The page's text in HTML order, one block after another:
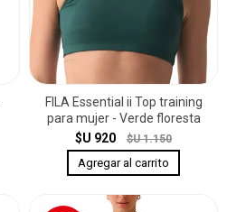
FILA Essential ii Top training
para mujer - Verde floresta
$U 920
$U 1.150